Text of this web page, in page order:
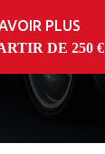
PLUS
DE 250 €